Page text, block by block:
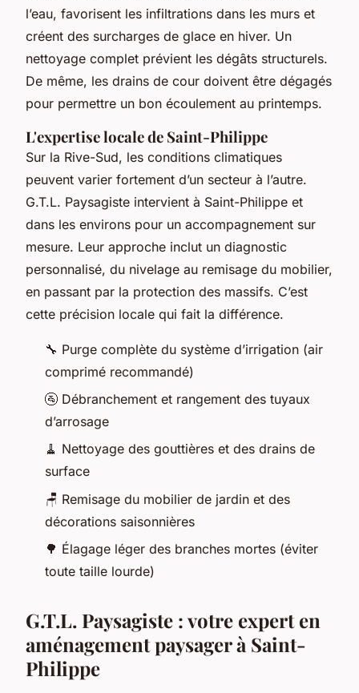
l’eau, favorisent les infiltrations dans les murs et
créent des surcharges de glace en hiver. Un
nettoyage complet prévient les dégâts structurels.
De même, les drains de cour doivent être dégagés
pour permettre un bon écoulement au printemps.
L'expertise locale de Saint-Philippe
Sur la Rive-Sud, les conditions climatiques
peuvent varier fortement d’un secteur à l’autre.
G.T.L. Paysagiste intervient à Saint-Philippe et
dans les environs pour un accompagnement sur
mesure. Leur approche inclut un diagnostic
personnalisé, du nivelage au remisage du mobilier,
en passant par la protection des massifs. C’est
cette précision locale qui fait la différence.
🔧 Purge complète du système d’irrigation (air
comprimé recommandé)
🚰 Débranchement et rangement des tuyaux
d’arrosage
🧹 Nettoyage des gouttières et des drains de
surface
🪑 Remisage du mobilier de jardin et des
décorations saisonnières
🌳 Élagage léger des branches mortes (éviter
toute taille lourde)
G.T.L. Paysagiste : votre expert en
aménagement paysager à Saint-
Philippe